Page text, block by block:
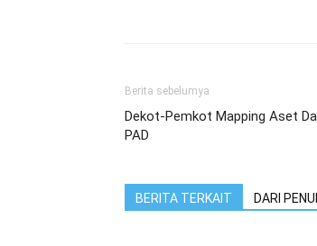
Berita sebelumya
Dekot-Pemkot Mapping Aset
PAD
BERITA TERKAIT DARI